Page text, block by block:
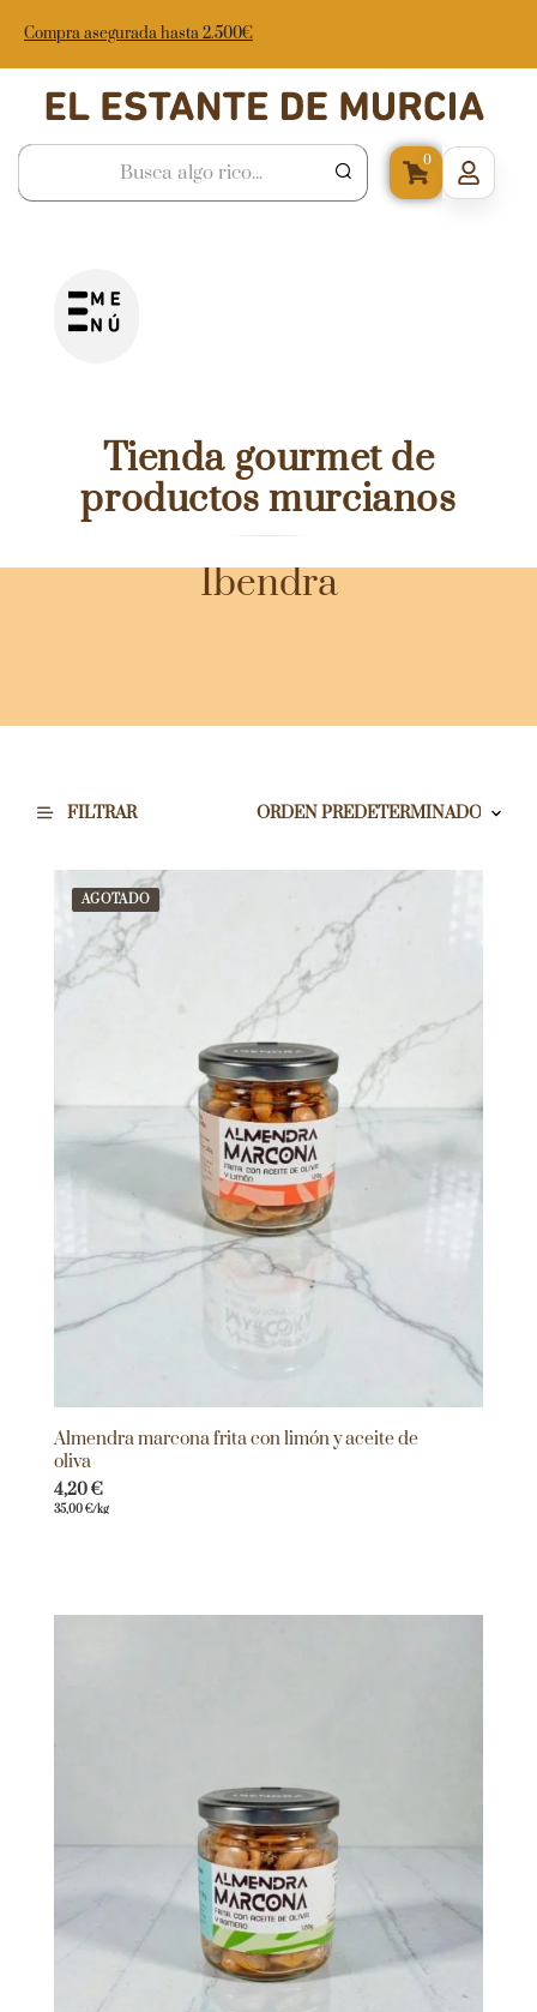
Compra asegurada hasta 2.500€
0
Tienda gourmet de
productos murcianos
Ibendra
FILTRAR
AGOTADO
Almendra marcona frita con limón y aceite de
oliva
4,20€
35,00€/kg